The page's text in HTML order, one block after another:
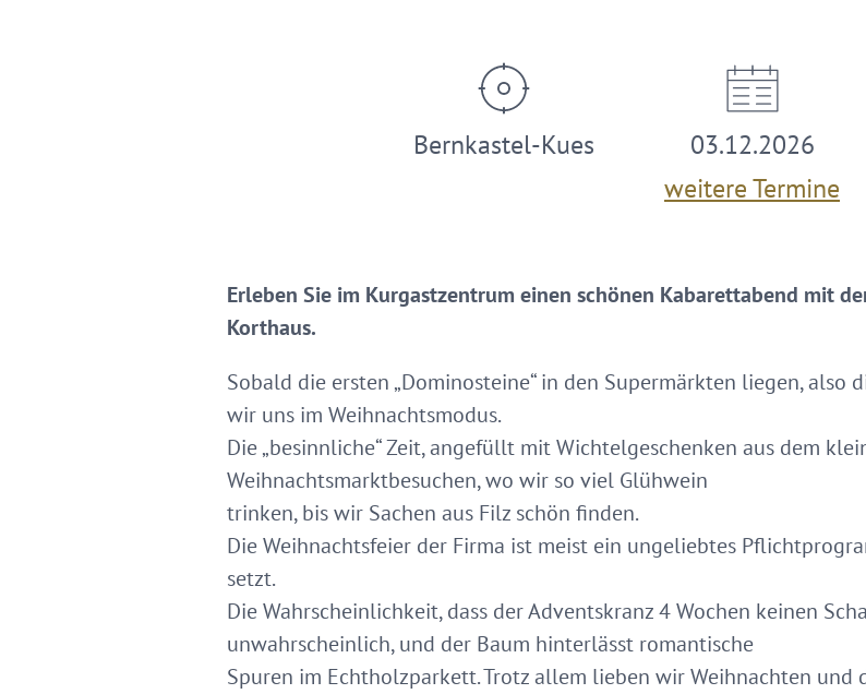
Bernkastel-Kues
03.12.2026
weitere Termine
Erleben Sie im Kurgastzentrum einen schönen Kabarettabend mit
Korthaus.
Sobald die ersten „Dominosteine“ in den Supermärkten liegen, also
wir uns im Weihnachtsmodus.
Die „besinnliche“ Zeit, angefüllt mit Wichtelgeschenken aus dem
Weihnachtsmarktbesuchen, wo wir so viel Glühwein
trinken, bis wir Sachen aus Filz schön finden.
Die Weihnachtsfeier der Firma ist meist ein ungeliebtes
setzt.
Die Wahrscheinlichkeit, dass der Adventskranz 4 Wochen keinen
unwahrscheinlich, und der Baum hinterlässt romantische
Spuren im Echtholzparkett. Trotz allem lieben wir Weihnachten und